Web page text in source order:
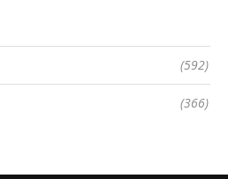
(592)
(366)